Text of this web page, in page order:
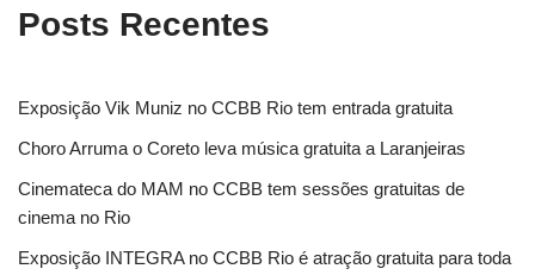
Posts Recentes
Exposição Vik Muniz no CCBB Rio tem entrada gratuita
Choro Arruma o Coreto leva música gratuita a Laranjeiras
Cinemateca do MAM no CCBB tem sessões gratuitas de
cinema no Rio
Exposição INTEGRA no CCBB Rio é atração gratuita para toda